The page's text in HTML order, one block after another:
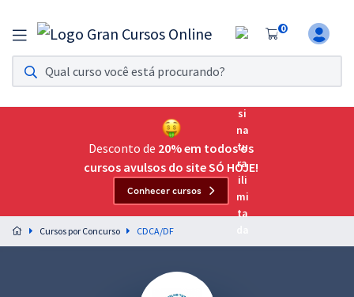
0
Assinatura Ilimitada 11
Acesso a todos os cursos. Teste grátis por 7 dias!
Assinatura OAB Até Passar
Acesso ilimitado a toda preparação para o Exame da
Preparação completa e intensiva para as principais
residências em saúde do Brasil
Desconto de 20% em todos os
cursos avulsos do site SÓ HOJE!
Conhecer cursos
Cursos por Concurso CDCA/DF